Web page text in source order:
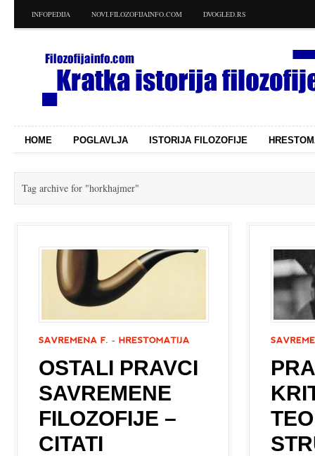
INFOPEDIJA NOVI.FILOZOFIJAINFO.COM DVOGLED.RS
HOME POGLAVLJA ISTORIJA FILOZOFIJE
Tag archive for "horkhajmer"
OSTALI PRAVCI
SAVREMENE
FILOZOFIJE –
CITATI